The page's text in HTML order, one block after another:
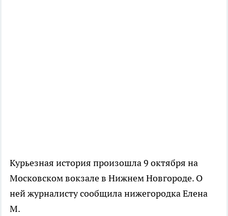
Курьезная история произошла 9 октября на
Московском вокзале в Нижнем Новгороде. О
ней журналисту сообщила нижегородка Елена
М.